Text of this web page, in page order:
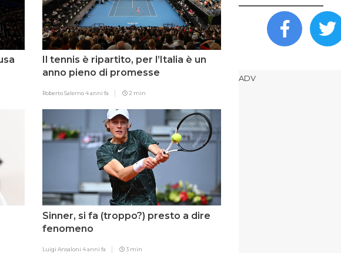
Il tennis è ripartito, per l’Italia è un
anno pieno di promesse
Roberto Salerno4 anni fa 2 min
Sinner, si fa (troppo?) presto a dire
fenomeno
Luigi Ansaloni4 anni fa 3 min